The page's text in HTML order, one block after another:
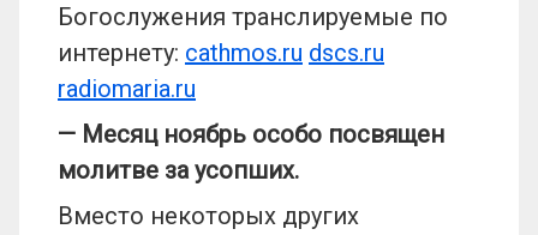
Богослужения транслируемые по
интернету: cathmos.ru dscs.ru
radiomaria.ru
— Месяц ноябрь особо посвящен
молитве за усопших.
Вместо некоторых других